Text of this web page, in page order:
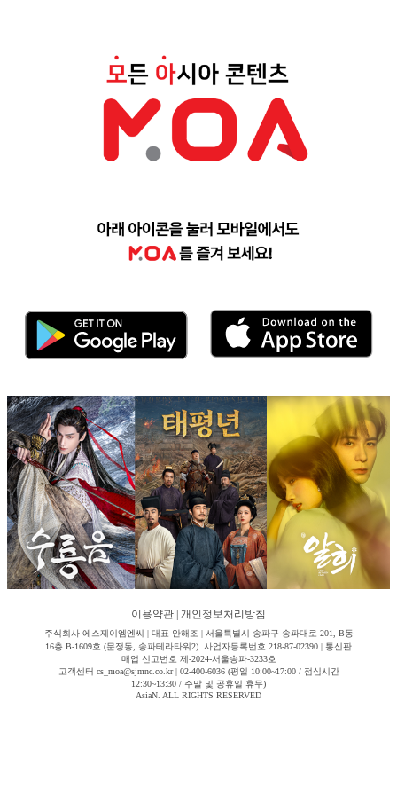
이용약관 개인정보처리방침
주식회사 에스제이엠엔씨 | 대표 안해조 | 서울특별시 송파구 송파대로 201, B동
16층 B-1609호 (문정동, 송파테라타워2) 사업자등록번호 218-87-02390 | 통신판
매업 신고번호 제-2024-서울송파-3233호
고객센터 cs_moa@sjmnc.co.kr | 02-400-6036 (평일 10:00~17:00 / 점심시간
12:30~13:30 / 주말 및 공휴일 휴무)
AsiaN. ALL RIGHTS RESERVED